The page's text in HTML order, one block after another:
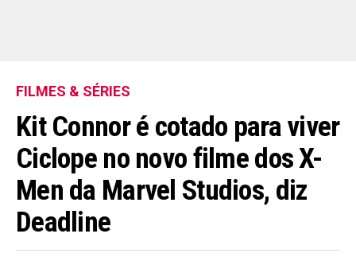
FILMES & SÉRIES
Kit Connor é cotado para viver
Ciclope no novo filme dos X-
Men da Marvel Studios, diz
Deadline